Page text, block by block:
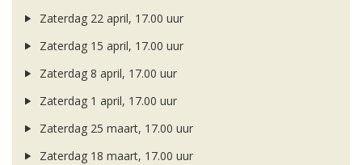
Zaterdag 22 april, 17.00 uur
Zaterdag 15 april, 17.00 uur
Zaterdag 8 april, 17.00 uur
Zaterdag 1 april, 17.00 uur
Zaterdag 25 maart, 17.00 uur
Zaterdag 18 maart, 17.00 uur